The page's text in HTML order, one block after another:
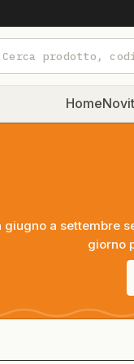
Home
giugno a settembre
giorno